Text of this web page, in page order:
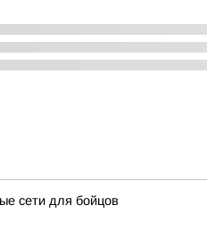
сети для бойцов